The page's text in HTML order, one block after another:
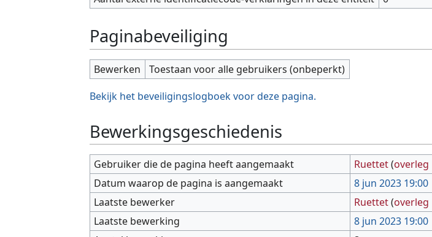
Paginabeveiliging
Bewerken
Toestaan voor alle gebruikers (onbeperkt)
Bekijk het beveiligingslogboek voor deze pagina.
Bewerkingsgeschiedenis
Gebruiker die de pagina heeft aangemaakt Ruettet(overleg
Datum waarop de pagina is aangemaakt
8 jun 2023 19:00
Laatste bewerker
Ruettet(overleg
Laatste bewerking
8 jun 2023 19:00